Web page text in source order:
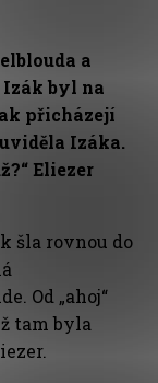
a
Izák byl na
přicházejí
Izáka.
Eliezer
šla rovnou do
Od „ahoj“
tam byla